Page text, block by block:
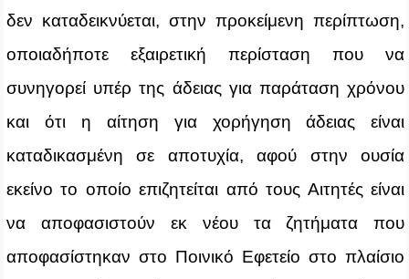
δεν καταδεικνύεται, στην προκείμενη περίπτωση,
οποιαδήποτε εξαιρετική περίσταση που να
συνηγορεί υπέρ της άδειας για παράταση χρόνου
και ότι η αίτηση για χορήγηση άδειας είναι
καταδικασμένη σε αποτυχία, αφού στην ουσία
εκείνο το οποίο επιζητείται από τους Αιτητές είναι
να αποφασιστούν εκ νέου τα ζητήματα που
αποφασίστηκαν στο Ποινικό Εφετείο στο πλαίσιο